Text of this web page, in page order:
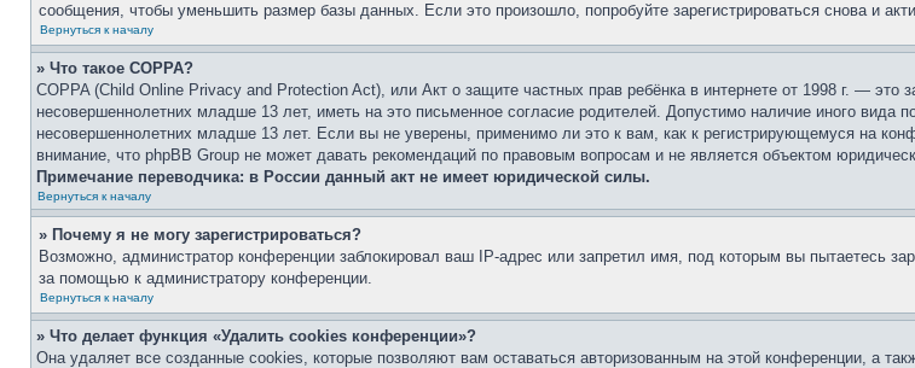
сообщения, чтобы уменьшить размер базы данных. Если это произошло, попробуйте зарегистрироваться снова и
Вернуться к началу
» Что такое COPPA?
COPPA (Child Online Privacy and Protection Act), или Акт о защите частных прав ребёнка в интернете от 1998 г. —
несовершеннолетних младше 13 лет, иметь на это письменное согласие родителей. Допустимо наличие иного вида
несовершеннолетних младше 13 лет. Если вы не уверены, применимо ли это к вам, как к регистрирующемуся на
внимание, что phpBB Group не может давать рекомендаций по правовым вопросам и не является объектом
Примечание переводчика: в России данный акт не имеет юридической силы.
Вернуться к началу
» Почему я не могу зарегистрироваться?
Возможно, администратор конференции заблокировал ваш IP-адрес или запретил имя, под которым вы пытаетесь
за помощью к администратору конференции.
Вернуться к началу
» Что делает функция «Удалить cookies конференции»?
Она удаляет все созданные cookies, которые позволяют вам оставаться авторизованным на этой конференции, а